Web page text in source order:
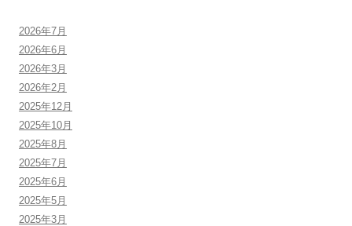
2026年7月
2026年6月
2026年3月
2026年2月
2025年12月
2025年10月
2025年8月
2025年7月
2025年6月
2025年5月
2025年3月